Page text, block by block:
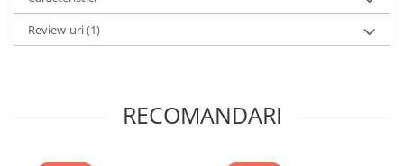
Review-uri(1)
RECOMANDARI